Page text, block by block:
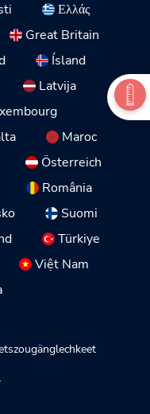
Ελλάς
Great Britain
Ísland
Latvija
Maroc
Österreich
România
Suomi
Türkiye
Việt Nam